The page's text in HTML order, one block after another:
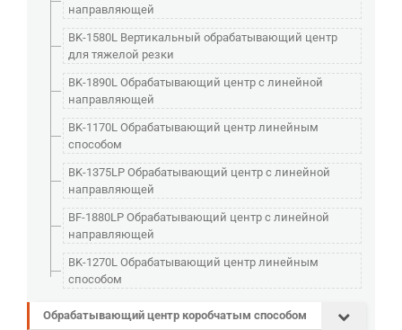
направляющей
BK-1580L Вертикальный обрабатывающий центр
для тяжелой резки
BK-1890L Обрабатывающий центр с линейной
направляющей
BK-1170L Обрабатывающий центр линейным
способом
BK-1375LP Обрабатывающий центр с линейной
направляющей
BF-1880LP Обрабатывающий центр с линейной
направляющей
BK-1270L Обрабатывающий центр линейным
способом
Обрабатывающий центр коробчатым способом